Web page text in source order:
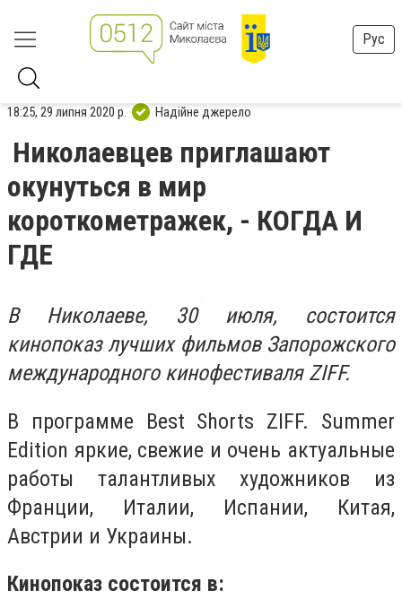
Рус
18:25, 29 липня 2020 р. Надійне джерело
Николаевцев приглашают
окунуться в мир
короткометражек, - КОГДА И
ГДЕ
В Николаеве, 30 июля, состоится
кинопоказ лучших фильмов Запорожского
международного кинофестиваля ZIFF.
В программе Best Shorts ZIFF. Summer
Edition яркие, свежие и очень актуальные
работы талантливых художников из
Франции, Италии, Испании, Китая,
Австрии и Украины.
Кинопоказ состоится в: